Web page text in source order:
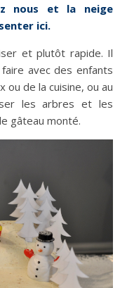
nous et la neige
ici.
et plutôt rapide. Il
avec des enfants
ou de la cuisine, ou au
les arbres et les
gâteau monté.